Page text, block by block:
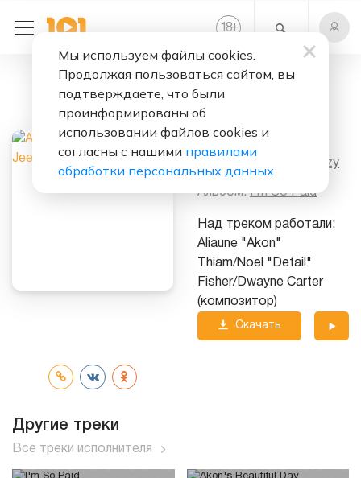
18+
I'm So Paid
Young Jeezy
Альбом:I'm So Paid
Над треком работали:
Aliaune "Akon"
Thiam/Noel "Detail"
Fisher/Dwayne Carter
(композитор)
Скачать
Другие треки
Все треки исполнителя
Мы используем файлы cookies.
Продолжая пользоваться сайтом, вы
подтверждаете, что были
проинформированы об
использовании файлов cookies и
согласны с нашими правилами
обработки персональных данных.